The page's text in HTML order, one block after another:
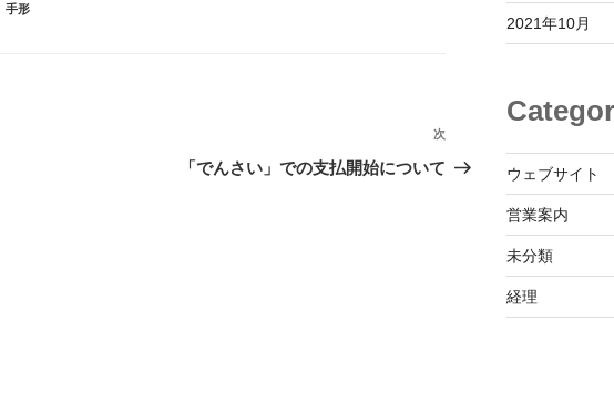
手形
次
の
次
「でんさい」での支払開始について
2021年10月
ウェブサイト
営業案内
未分類
経理